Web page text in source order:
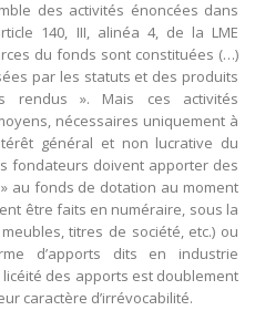
des activités énoncées dans
140, III, alinéa 4, de la LME
du fonds sont constituées (…)
par les statuts et des produits
rendus ». Mais ces activités
nécessaires uniquement à
général et non lucrative du
fondateurs doivent apporter des
au fonds de dotation au moment
être faits en numéraire, sous la
titres de société, etc.) ou
d’apports dits en industrie
licéité des apports est doublement
caractère d’irrévocabilité.